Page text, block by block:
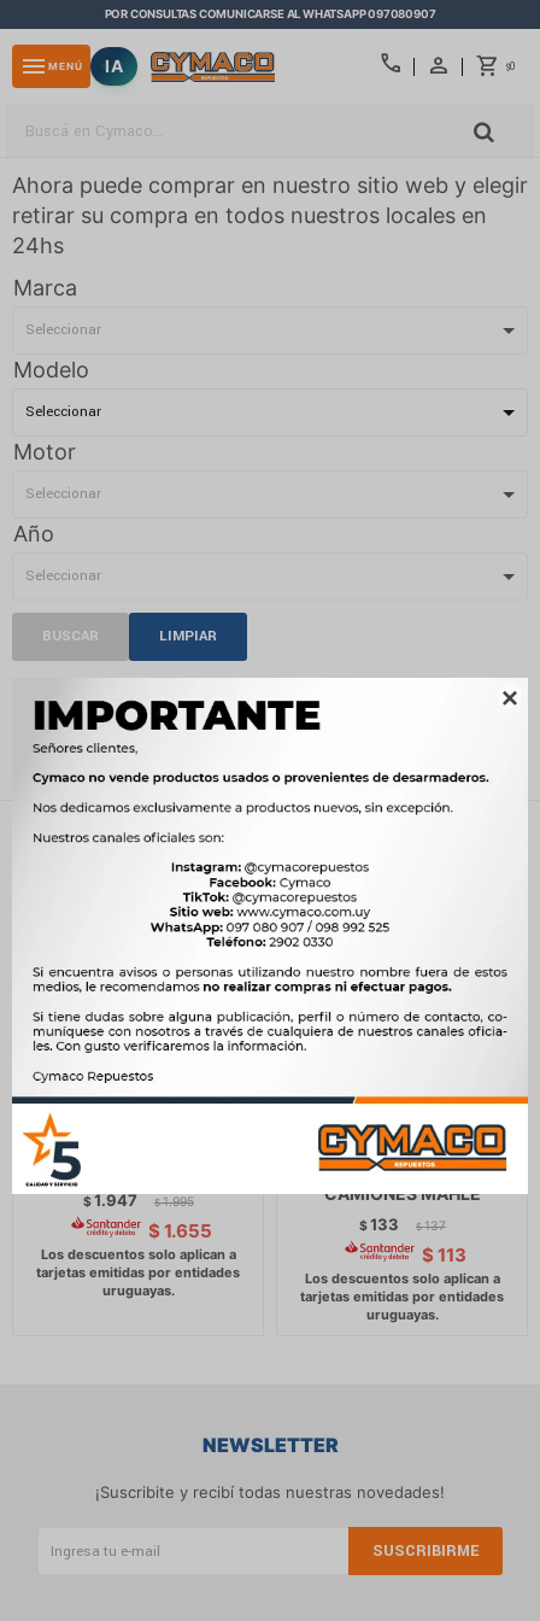

POR CONSULTAS COMUNICARSE AL WHATSAPP 097080907
call $0
menu MENÚ IA
Ahora puede comprar en nuestro sitio web y elegir
retirar su compra en todos nuestros locales en
24hs
Marca
Modelo
Motor
Año
BUSCAR LIMPIAR
PRODUCTOS
Recientes
Filtrando por: Compatibilidad:
LAMPARA - XENON D1R
P32D 35W 4300K (x1) -
$1.947 $ 1.995
$ 1.655
FILTRO ACEITE - FILTRO
SISTEMA HIDRAULICO
CAMIONES MAHLE
$133 $ 137
$ 113
NEWSLETTER
¡Suscribite y recibí todas nuestras novedades!
SUSCRIBIRME
close